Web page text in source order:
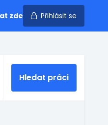
zde Přihlásit se
Hledat práci